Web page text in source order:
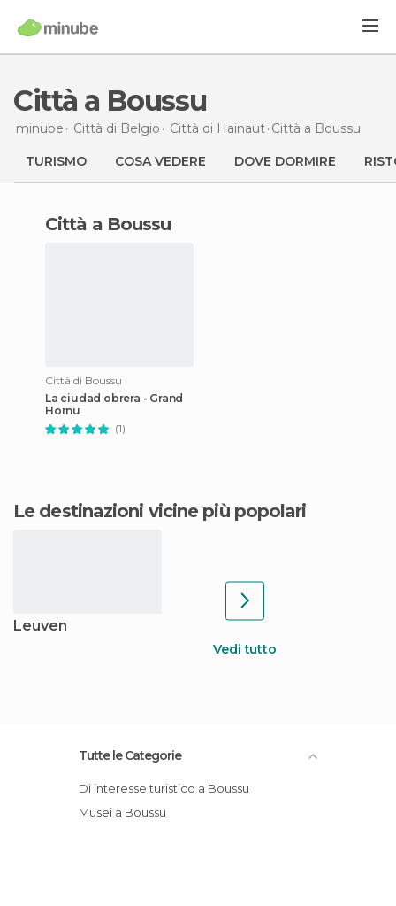
Città a Boussu
minube Città di Belgio Città di Hainaut Città a Boussu
TURISMO COSA VEDERE DOVE DORMIRE
città a Boussu
Città di Boussu
La ciudad obrera - Grand
Hornu
(1)
Le destinazioni vicine più popolari
Leuven
Vedi tutto
Tutte le Categorie
Di interesse turistico a Boussu
Musei a Boussu